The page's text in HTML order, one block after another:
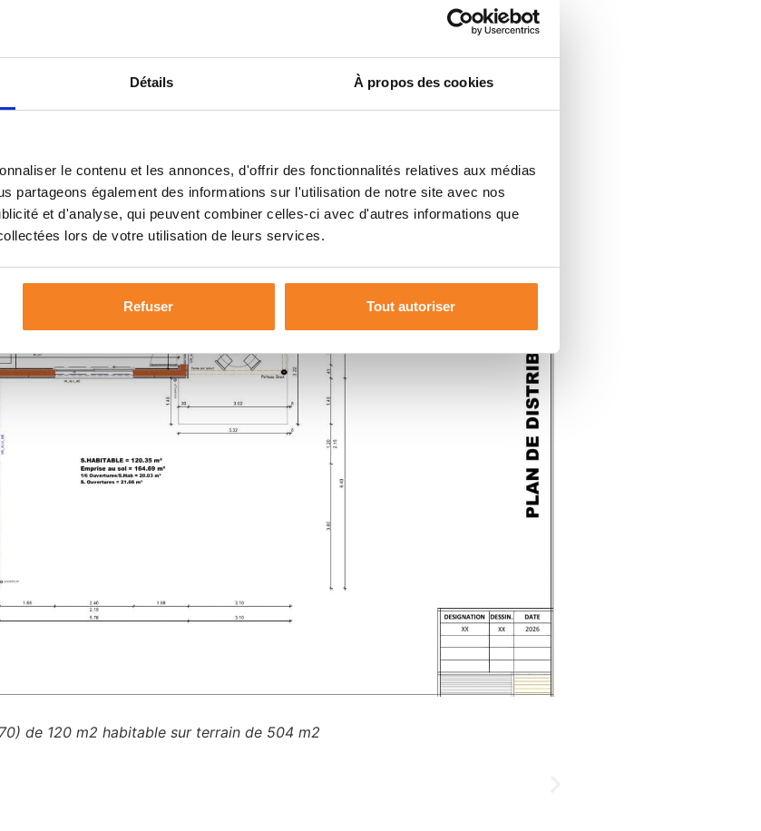
Détails À propos des cookies
le contenu et les annonces, d'offrir des fonctionnalités relatives aux médias
partageons également des informations sur l'utilisation de notre site avec nos
et d'analyse, qui peuvent combiner celles-ci avec d'autres informations que
lors de votre utilisation de leurs services.
Refuser Tout autoriser
de 120 m2 habitable sur terrain de 504 m2